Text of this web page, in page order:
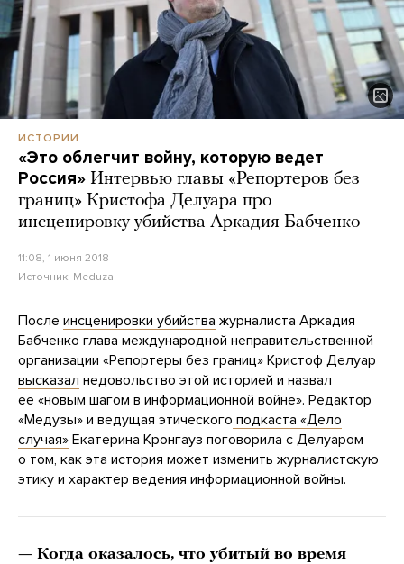
ИСТОРИИ
«Это облегчит войну, которую ведет
Россия» Интервью главы «Репортеров без
границ» Кристофа Делуара про
инсценировку убийства Аркадия Бабченко
11:08, 1 июня 2018
Источник: Meduza
После инсценировки убийства журналиста Аркадия
Бабченко глава международной неправительственной
организации «Репортеры без границ» Кристоф Делуар
высказал недовольство этой историей и назвал
ее «новым шагом в информационной войне». Редактор
«Медузы» и ведущая этического подкаста «Дело
случая» Екатерина Кронгауз поговорила с Делуаром
о том, как эта история может изменить журналистскую
этику и характер ведения информационной войны.
— Когда оказалось, что убитый во время